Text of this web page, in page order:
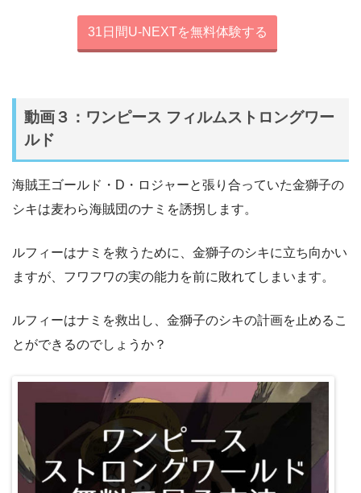
31日間U-NEXTを無料体験する
動画３：ワンピース フィルムストロングワー
ルド
海賊王ゴールド・D・ロジャーと張り合っていた金獅子の
シキは麦わら海賊団のナミを誘拐します。
ルフィーはナミを救うために、金獅子のシキに立ち向かい
ますが、フワフワの実の能力を前に敗れてしまいます。
ルフィーはナミを救出し、金獅子のシキの計画を止めるこ
とができるのでしょうか？